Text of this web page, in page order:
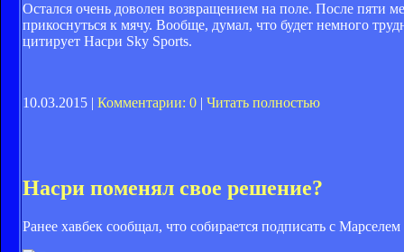
Остался очень доволен возвращением на поле. После пяти
прикоснуться к мячу. Вообще, думал, что будет немного
цитирует Насри Sky Sports.
10.03.2015 | Комментарии: 0 | Читать полностью
Насри поменял свое решение?
Ранее хавбек сообщал, что собирается подписать с